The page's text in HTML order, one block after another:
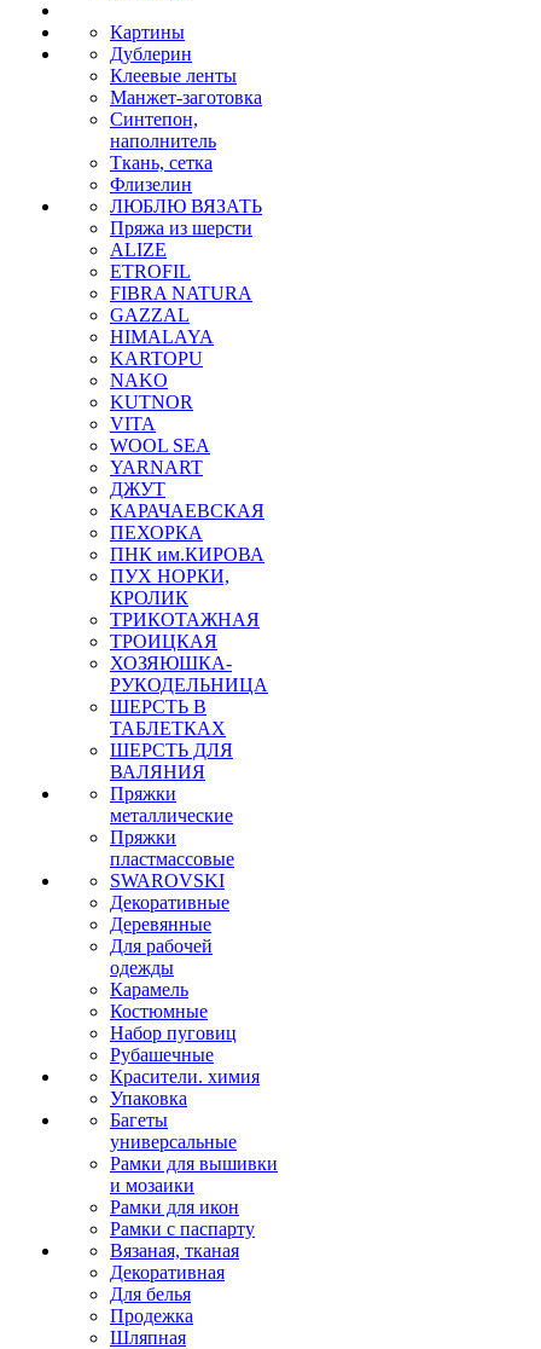
Картины
Дублерин
Клеевые ленты
Манжет-заготовка
Синтепон,
наполнитель
Ткань, сетка
Флизелин
ЛЮБЛЮ ВЯЗАТЬ
Пряжа из шерсти
ALIZE
ETROFIL
FIBRA NATURA
GAZZAL
HIMALAYA
KARTOPU
NAKO
KUTNOR
VITA
WOOL SEA
YARNART
ДЖУТ
КАРАЧАЕВСКАЯ
ПЕХОРКА
ПНК им.КИРОВА
ПУХ НОРКИ,
КРОЛИК
ТРИКОТАЖНАЯ
ТРОИЦКАЯ
ХОЗЯЮШКА-
РУКОДЕЛЬНИЦА
ШЕРСТЬ В
ТАБЛЕТКАХ
ШЕРСТЬ ДЛЯ
ВАЛЯНИЯ
Пряжки
металлические
Пряжки
пластмассовые
SWAROVSKI
Декоративные
Деревянные
Для рабочей
одежды
Карамель
Костюмные
Набор пуговиц
Рубашечные
Красители. химия
Упаковка
Багеты
универсальные
Рамки для вышивки
и мозаики
Рамки для икон
Рамки с паспарту
Вязаная, тканая
Декоративная
Для белья
Продежка
Шляпная